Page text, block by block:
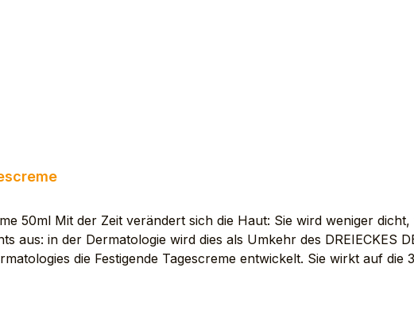
50ml Mit der Zeit verändert sich die Haut: Sie wird weniger
aus: in der Dermatologie wird dies als Umkehr des DREIECKES
die Festigende Tagescreme entwickelt. Sie wirkt auf
Ihr TRIO aus Aktivstoffen auf der Basis von Bakuchiol, Pro-
ist, zu VERDICHTEN, zu RESTRUKTURIEREN und
Inhalt AVENE THERMAL SPRING WATER (AVENE AQUA).